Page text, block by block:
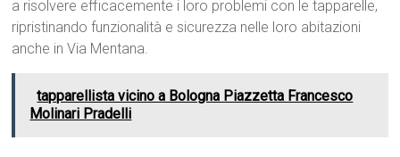
a risolvere efficacemente i loro problemi con le tapparelle,
ripristinando funzionalità e sicurezza nelle loro abitazioni
anche in Via Mentana.
tapparellista vicino a Bologna Piazzetta Francesco
Molinari Pradelli